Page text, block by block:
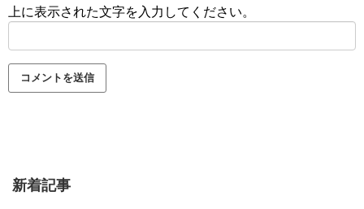
上に表示された文字を入力してください。
新着記事